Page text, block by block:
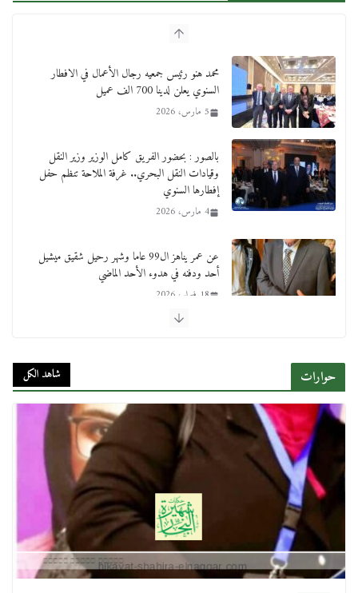
محمد هنو رئيس جمعيه رجال الأعمال في الافطار
السنوي يعلن لدينا 700 الف عميل
5 مارس، 2026
بالصور : بحضور الفريق كامل الوزير وزير النقل
وقيادات النقل البحري.. غرفة الملاحة تنظم حفل
إفطارها السنوي
4 مارس، 2026
عن عمر يناهز ال99 عاما وشهر رحيل شقيق ميشيل
أحد ودفنه في هدوء الأحد الماضي
18 فبراير، 2026
لجنة النقل والمواصلات بمجلس النواب ترسم خارطة
طريق لتطوير المنظومة .. ومصيلحي يطالب بـ«لجان
نوعية متخصصة» وربط التمويل بالإنجاز.
ماذا تعرف عن القويري غير انه بتاع الشمعدان
والإعلانات ؟
18 يناير، 2026
حوارات شاهد الكل